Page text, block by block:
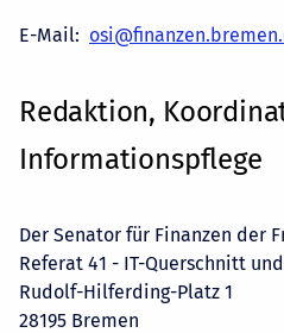
E-Mail:
Redaktion,
Informationspflege
Der Senator für Finanzen der
Referat 41 - IT-Querschnitt
Rudolf-Hilferding-Platz 1
28195 Bremen